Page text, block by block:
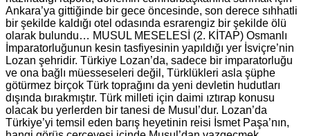
Ankara’ya gittiğinde bir gece öncesinde, son derece sıhhatli
bir şekilde kaldığı otel odasında esrarengiz bir şekilde ölü
olarak bulundu… MUSUL MESELESİ (2. KİTAP) Osmanlı
İmparatorluğunun kesin tasfiyesinin yapıldığı yer İsviçre’nin
Lozan şehridir. Türkiye Lozan’da, sadece bir imparatorluğu
ve ona bağlı müesseseleri değil, Türklükleri asla şüphe
götürmez birçok Türk toprağını da yeni devletin hudutları
dışında bırakmıştır. Türk milleti için daimi ıztırap konusu
olacak bu yerlerden bir tanesi de Musul’dur. Lozan’da
Türkiye’yi temsil eden barış heyetinin reisi İsmet Paşa’nın,